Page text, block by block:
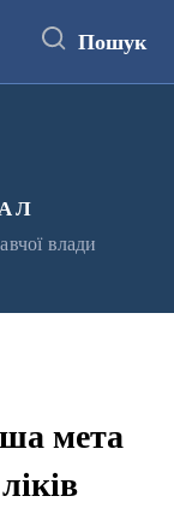
Пошук
влади
мета